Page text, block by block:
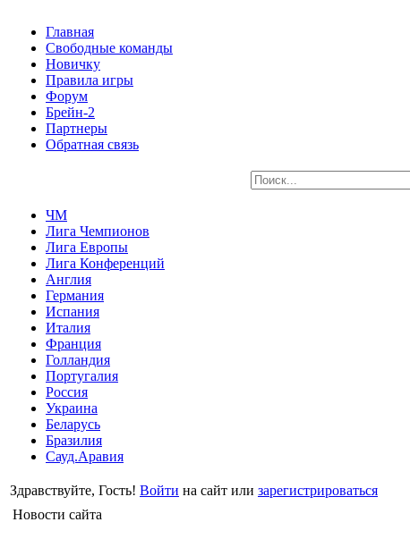
Главная
Свободные команды
Новичку
Правила игры
Форум
Брейн-2
Партнеры
Обратная связь
ЧМ
Лига Чемпионов
Лига Европы
Лига Конференций
Англия
Германия
Испания
Италия
Франция
Голландия
Португалия
Россия
Украина
Беларусь
Бразилия
Сауд.Аравия
Здравствуйте, Гость! Войти на сайт или зарегистрироваться
Новости сайта